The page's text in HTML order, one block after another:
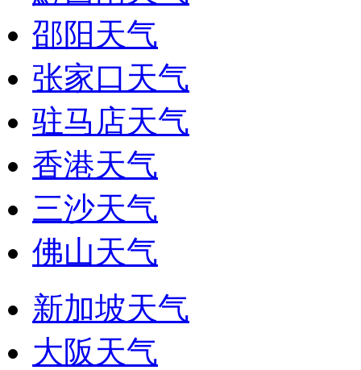
邵阳天气
张家口天气
驻马店天气
香港天气
三沙天气
佛山天气
新加坡天气
大阪天气